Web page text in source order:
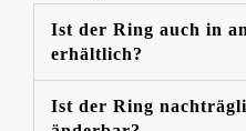
Ist der Ring auch in
erhältlich?
Ist der Ring